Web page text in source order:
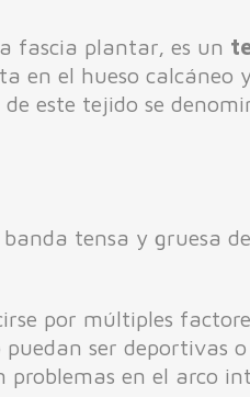
fascia plantar, es un
en el hueso
este tejido se
tensa y gruesa
por múltiples
puedan ser deportivas
en el arco